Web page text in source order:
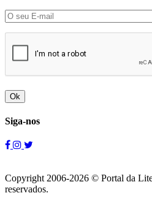
Ok
Siga-nos
Copyright 2006-2026 © Portal da
reservados.